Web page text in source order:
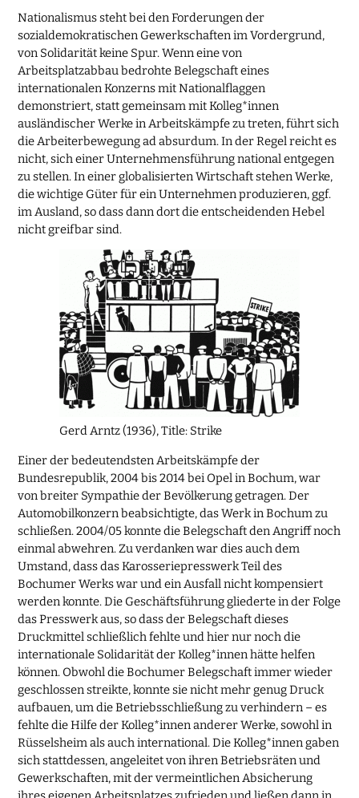
Nationalismus steht bei den Forderungen der
sozialdemokratischen Gewerkschaften im Vordergrund,
von Solidarität keine Spur. Wenn eine von
Arbeitsplatzabbau bedrohte Belegschaft eines
internationalen Konzerns mit Nationalflaggen
demonstriert, statt gemeinsam mit Kolleg*innen
ausländischer Werke in Arbeitskämpfe zu treten, führt sich
die Arbeiterbewegung ad absurdum. In der Regel reicht es
nicht, sich einer Unternehmensführung national entgegen
zu stellen. In einer globalisierten Wirtschaft stehen Werke,
die wichtige Güter für ein Unternehmen produzieren, ggf.
im Ausland, so dass dann dort die entscheidenden Hebel
nicht greifbar sind.
Gerd Arntz (1936), Title: Strike
Einer der bedeutendsten Arbeitskämpfe der
Bundesrepublik, 2004 bis 2014 bei Opel in Bochum, war
von breiter Sympathie der Bevölkerung getragen. Der
Automobilkonzern beabsichtigte, das Werk in Bochum zu
schließen. 2004/05 konnte die Belegschaft den Angriff noch
einmal abwehren. Zu verdanken war dies auch dem
Umstand, dass das Karosseriepresswerk Teil des
Bochumer Werks war und ein Ausfall nicht kompensiert
werden konnte. Die Geschäftsführung gliederte in der Folge
das Presswerk aus, so dass der Belegschaft dieses
Druckmittel schließlich fehlte und hier nur noch die
internationale Solidarität der Kolleg*innen hätte helfen
können. Obwohl die Bochumer Belegschaft immer wieder
geschlossen streikte, konnte sie nicht mehr genug Druck
aufbauen, um die Betriebsschließung zu verhindern – es
fehlte die Hilfe der Kolleg*innen anderer Werke, sowohl in
Rüsselsheim als auch international. Die Kolleg*innen gaben
sich stattdessen, angeleitet von ihren Betriebsräten und
Gewerkschaften, mit der vermeintlichen Absicherung